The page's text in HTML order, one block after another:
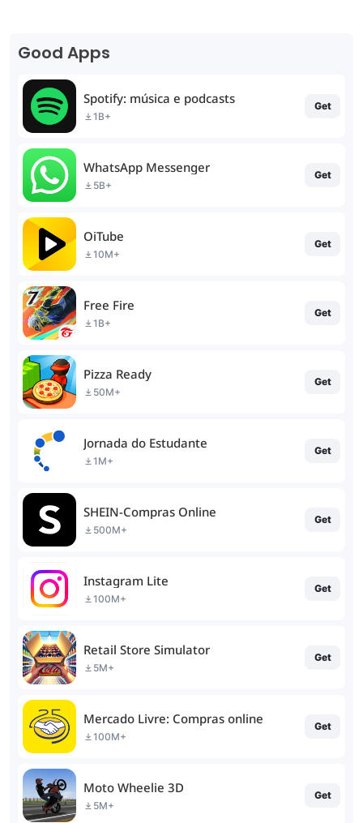
Good Apps
Spotify: música e podcasts
1B+
Get
WhatsApp Messenger
5B+
Get
OiTube
10M+
Get
Free Fire
1B+
Get
Pizza Ready
50M+
Get
Jornada do Estudante
1M+
Get
SHEIN-Compras Online
500M+
Get
Instagram Lite
100M+
Get
Retail Store Simulator
5M+
Get
Mercado Livre: Compras online
100M+
Get
Moto Wheelie 3D
5M+
Get